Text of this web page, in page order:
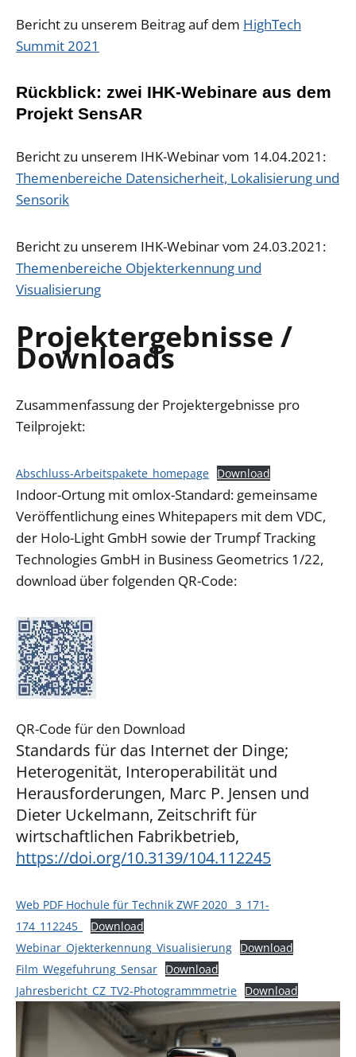
Bericht zu unserem Beitrag auf dem HighTech
Summit 2021
Rückblick: zwei IHK-Webinare aus dem
Projekt SensAR
Bericht zu unserem IHK-Webinar vom 14.04.2021:
Themenbereiche Datensicherheit, Lokalisierung und
Sensorik
Bericht zu unserem IHK-Webinar vom 24.03.2021:
Themenbereiche Objekterkennung und
Visualisierung
Projektergebnisse /
Downloads
Zusammenfassung der Projektergebnisse pro
Teilprojekt:
Abschluss-Arbeitspakete_homepage Download
Indoor-Ortung mit omlox-Standard: gemeinsame
Veröffentlichung eines Whitepapers mit dem VDC,
der Holo-Light GmbH sowie der Trumpf Tracking
Technologies GmbH in Business Geometrics 1/22,
download über folgenden QR-Code:
QR-Code für den Download
Standards für das Internet der Dinge;
Heterogenität, Interoperabilität und
Herausforderungen, Marc P. Jensen und
Dieter Uckelmann, Zeitschrift für
wirtschaftlichen Fabrikbetrieb,
https://doi.org/10.3139/104.112245
Web PDF Hochule für Technik ZWF 2020 _3_171-
174_112245_
Download
Webinar_Ojekterkennung_Visualisierung Download
Film_Wegefuhrung_Sensar Download
Jahresbericht_CZ_TV2-Photogrammmetrie Download